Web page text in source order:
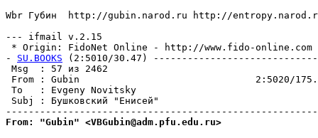
Wbr Губин  http://gubin.narod.ru http://
--- ifmail v.2.15
* Origin: FidoNet Online - http://www.fido-online.com
- SU.BOOKS (2:5010/30.47)
Msg  : 57
From : Gubin                               2:5020/175.2
To   : Evgeny Novitsky
Subj : Бушковский
From: "Gubin" <VBGubin@adm.pfu.edu.ru>